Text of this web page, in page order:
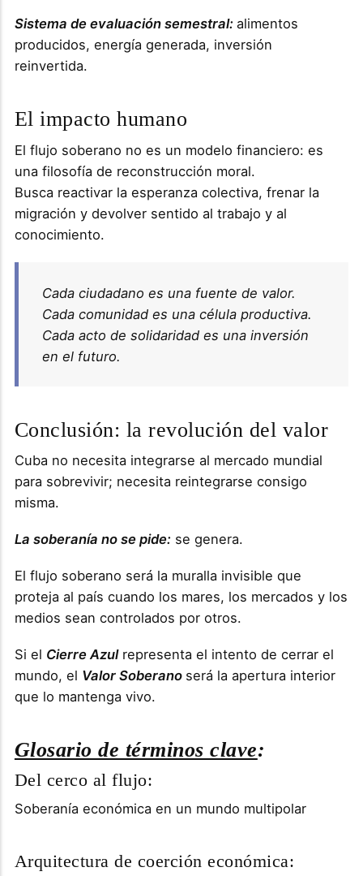
Sistema de evaluación semestral: alimentos
producidos, energía generada, inversión
reinvertida.
El impacto humano
El flujo soberano no es un modelo financiero: es
una filosofía de reconstrucción moral.
Busca reactivar la esperanza colectiva, frenar la
migración y devolver sentido al trabajo y al
conocimiento.
Cada ciudadano es una fuente de valor.
Cada comunidad es una célula productiva.
Cada acto de solidaridad es una inversión
en el futuro.
Conclusión: la revolución del valor
Cuba no necesita integrarse al mercado mundial
para sobrevivir; necesita reintegrarse consigo
misma.
La soberanía no se pide: se genera.
El flujo soberano será la muralla invisible que
proteja al país cuando los mares, los mercados y los
medios sean controlados por otros.
Si el Cierre Azulrepresenta el intento de cerrar el
mundo, el Valor Soberano será la apertura interior
que lo mantenga vivo.
Glosario de términos clave:
Del cerco al flujo:
Soberanía económica en un mundo multipolar
Arquitectura de coerción económica: